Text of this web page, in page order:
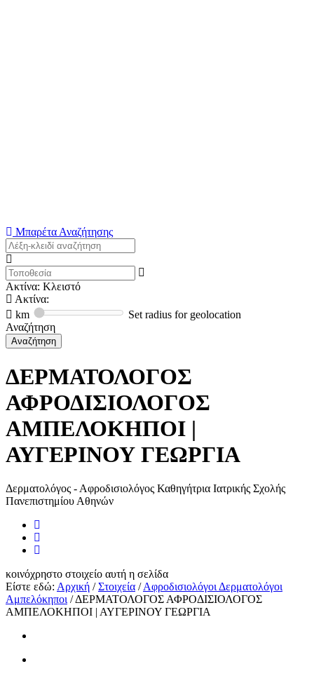
Μπαρέτα Αναζήτησης
Ακτίνα: Κλειστό
Ακτίνα:
km
Set radius for geolocation
Αναζήτηση
ΔΕΡΜΑΤΟΛΟΓΟΣ
ΑΦΡΟΔΙΣΙΟΛΟΓΟΣ
ΑΜΠΕΛΟΚΗΠΟΙ |
ΑΥΓΕΡΙΝΟΥ ΓΕΩΡΓΙΑ
Δερματολόγος - Αφροδισιολόγος Καθηγήτρια Ιατρικής Σχολής
Πανεπιστημίου Αθηνών
κοινόχρηστο στοιχείο αυτή η σελίδα
Είστε εδώ: Αρχική / Στοιχεία / Αφροδισιολόγοι Δερματολόγοι
Αμπελόκηποι / ΔΕΡΜΑΤΟΛΟΓΟΣ ΑΦΡΟΔΙΣΙΟΛΟΓΟΣ
ΑΜΠΕΛΟΚΗΠΟΙ | ΑΥΓΕΡΙΝΟΥ ΓΕΩΡΓΙΑ